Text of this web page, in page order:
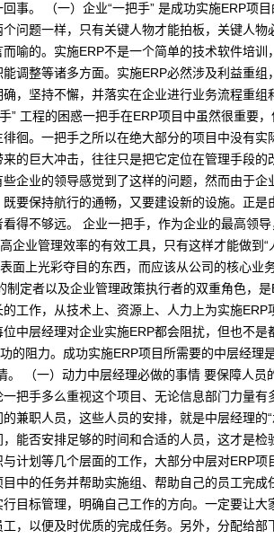
事。 （一）企业“一把手” 是成功实施ERP项
问题一样，只有关键人物才能拍板，关键人
喻的。实施ERP不是一个简单的技术软件培
调整等诸多方面。实施ERP必然涉及利益重
，坚持不懈，并落实在企业进行业务流程重
” 工程的困惑一把手在ERP项目中虽然很重要
徊。一把手之所以在绝大部分的项目中没有
的巨大冲击，往往只是把它定位在管理手段
企业的领导感觉到了这样的问题，然而由于
要保持航行的通畅，又要建设新的设施。正是
得不够远。 企业一把手，作为企业的最高领
企业管理效率的有效工具，只有这样才能做到
面上光彩夺目的东西，而应该从公司的核心业
定者以及企业管理政策执行者的双重角色，
工作，从技术上、资源上、人力上为实施
中层经理对企业实施ERP都会阻扰，但也不
的阻力。成功实施ERP项目所需要的中层经理
。 （一）动力中层经理必做的事情 要保障人
把手多么重视这个项目、无论信息部门力量
兼职人员，这些人员的安排，就是中层经理的
能否安排足够的时间和合适的人员，这才是检
计划等几个层面的工作，大部分中层对ERP
中的任务并帮助实施组、帮助自己的员工完
目标管理，明确自己工作的方向。一定要让
，以便及时优质的完成任务。另外，分配给